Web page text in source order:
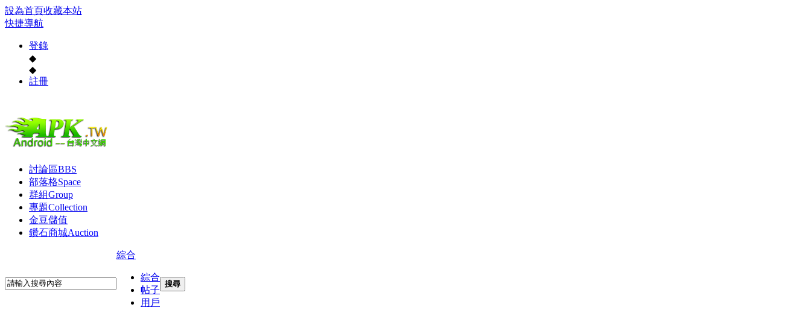
設為首頁收藏本站
快捷導航
登錄
◆
◆
註冊
討論區BBS
部落格Space
群組Group
專題Collection
金豆儲值
鑽石商城Auction
綜合
綜合
帖子
用戶
搜尋